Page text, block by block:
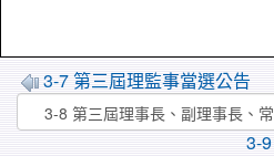
3-7 第三屆理監事當選公告
3-